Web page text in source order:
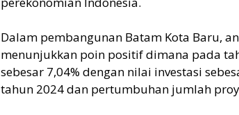
Dalam pembangunan Batam Kota Baru,
menunjukkan poin positif dimana pada
sebesar 7,04% dengan nilai investasi
tahun 2024 dan pertumbuhan jumlah